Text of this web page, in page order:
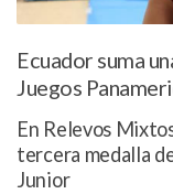
Ecuador suma
Juegos
En Relevos
tercera medalla
Junior